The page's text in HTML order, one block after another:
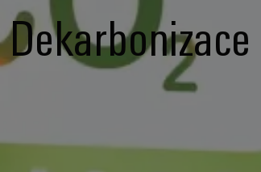
Dekarbonizace